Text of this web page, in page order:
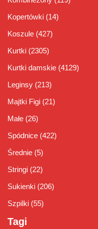
Kopertówki (14)
Koszule (427)
Kurtki (2305)
Kurtki damskie (4129)
Leginsy (213)
Majtki Figi (21)
Małe (26)
Spódnice (422)
Średnie (5)
Stringi (22)
Sukienki (206)
Szpilki (55)
Tagi